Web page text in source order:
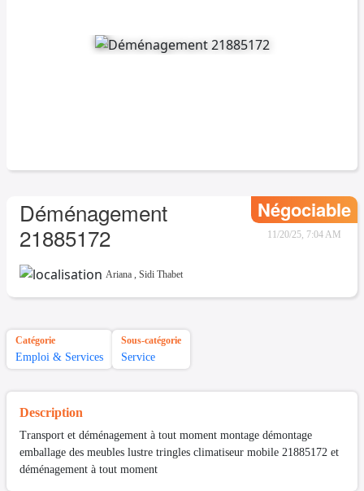
Déménagement
21885172
Négociable
11/20/25, 7:04 AM
Ariana , Sidi Thabet
Catégorie
Emploi & Services
Sous-catégorie
Service
Description
Transport et déménagement à tout moment montage démontage
emballage des meubles lustre tringles climatiseur mobile 21885172 et
déménagement à tout moment